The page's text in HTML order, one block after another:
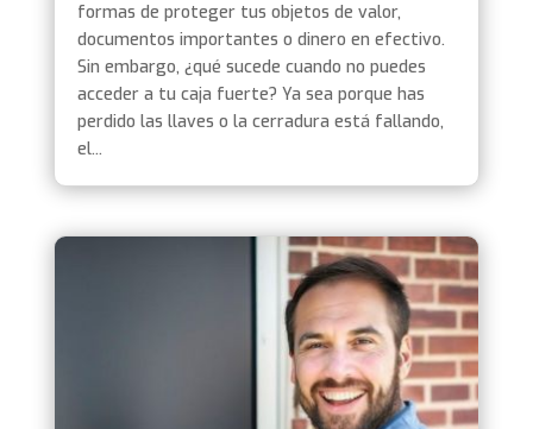
formas de proteger tus objetos de valor,
documentos importantes o dinero en efectivo.
Sin embargo, ¿qué sucede cuando no puedes
acceder a tu caja fuerte? Ya sea porque has
perdido las llaves o la cerradura está fallando,
el...